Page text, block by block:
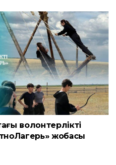
волонтерлікті
жобасы